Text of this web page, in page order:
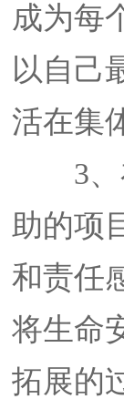
成为每
以自己
活在集
3、在
助的项
和责任
将生命
拓展的